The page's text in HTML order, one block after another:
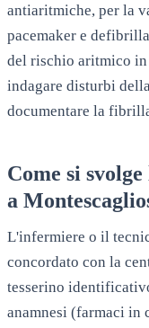
antiaritmiche, per la
pacemaker e
del rischio aritmico in
indagare disturbi
documentare la
Come si
a
L'infermiere o il
concordato con la
tesserino
anamnesi (farmaci in